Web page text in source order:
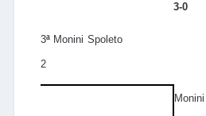
3-0
3ªMonini Spoleto
2
Monini